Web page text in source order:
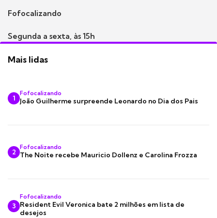
Fofocalizando
Segunda a sexta, às 15h
Mais lidas
1
Fofocalizando
João Guilherme surpreende Leonardo no Dia dos Pais
2
Fofocalizando
The Noite recebe Mauricio Dollenz e Carolina Frozza
3
Fofocalizando
Resident Evil Veronica bate 2 milhões em lista de
desejos